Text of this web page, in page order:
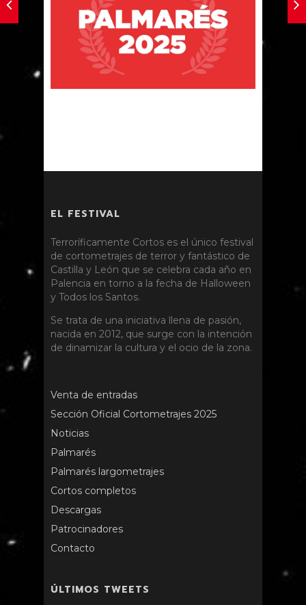
EL FESTIVAL
Terroríficamente Cortos es el único festival
de cortometrajes de terror y fantástico de
Castilla y León que se celebra cada año en
Palencia en torno a la fecha de Halloween
y Todos los Santos.
Se trata de una iniciativa llena de pasión,
nacida en 2012, que surge con la intención
de dinamizar la cultura y el ocio de la zona.
Venta de entradas
Sección Oficial Cortometrajes 2025
Noticias
Palmarés
Palmarés largometrajes
Cortos completos
Descargas
Patrocinadores
Contacto
ÚLTIMOS TWEETS